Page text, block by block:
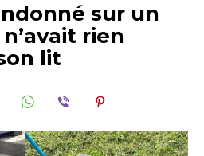
sur un
rien
lit